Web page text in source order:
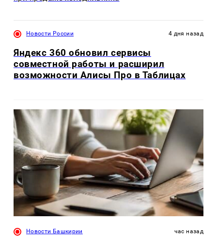
Новости России 4 дня назад
Яндекс 360 обновил сервисы
совместной работы и расширил
возможности Алисы Про в Таблицах
Новости Башкирии час назад